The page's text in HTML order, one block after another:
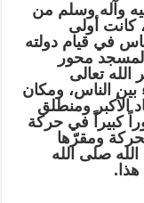
وآله وسلم من
كانت أولى
في قيام دولته
محور
الله تعالى
بين الناس، ومكان
الأكبر ومنطلق
كبيراً في حركة
ومقرّها
صلى الله